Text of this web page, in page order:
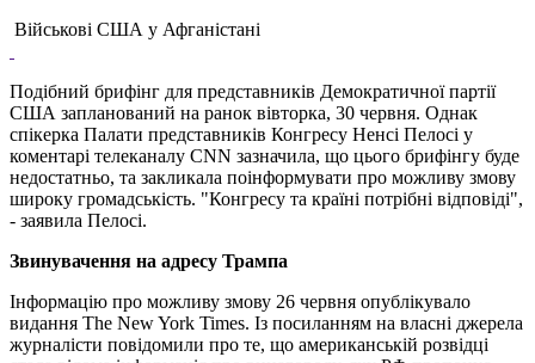
Військові США у Афганістані
Подібний брифінг для представників Демократичної партії
США запланований на ранок вівторка, 30 червня. Однак
спікерка Палати представників Конгресу Ненсі Пелосі у
коментарі телеканалу CNN зазначила, що цього брифінгу буде
недостатньо, та закликала поінформувати про можливу змову
широку громадськість. "Конгресу та країні потрібні відповіді",
- заявила Пелосі.
Звинувачення на адресу Трампа
Інформацію про можливу змову 26 червня опублікувало
видання The New York Times. Із посиланням на власні джерела
журналісти повідомили про те, що американській розвідці